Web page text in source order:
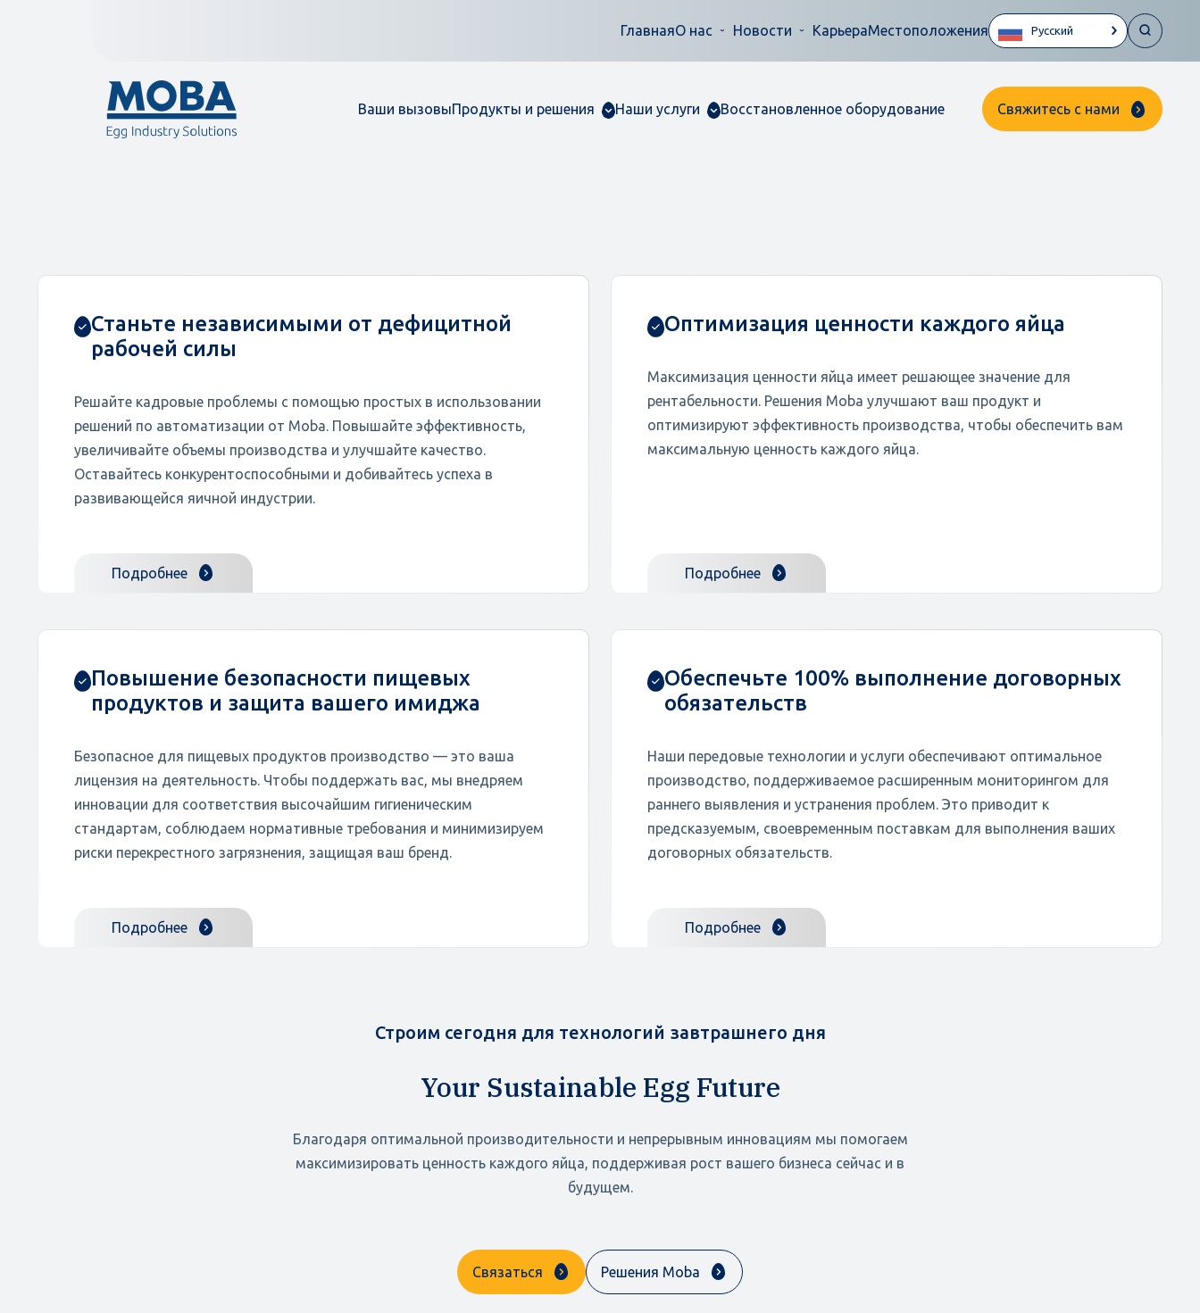
ГлавнаяО нас Новости КарьераМестоположения Русский
Ваши вызовыПродукты и решения Наши услуги Восстановленное оборудование Свяжитесь с нами
Станьте независимыми от дефицитной
рабочей силы
Решайте кадровые проблемы с помощью простых в использовании
решений по автоматизации от Moba. Повышайте эффективность,
увеличивайте объемы производства и улучшайте качество.
Оставайтесь конкурентоспособными и добивайтесь успеха в
развивающейся яичной индустрии.
Подробнее
Оптимизация ценности каждого яйца
Максимизация ценности яйца имеет решающее значение для
рентабельности. Решения Moba улучшают ваш продукт и
оптимизируют эффективность производства, чтобы обеспечить вам
максимальную ценность каждого яйца.
Подробнее
Повышение безопасности пищевых
продуктов и защита вашего имиджа
Безопасное для пищевых продуктов производство — это ваша
лицензия на деятельность. Чтобы поддержать вас, мы внедряем
инновации для соответствия высочайшим гигиеническим
стандартам, соблюдаем нормативные требования и минимизируем
риски перекрестного загрязнения, защищая ваш бренд.
Подробнее
Обеспечьте 100% выполнение договорных
обязательств
Наши передовые технологии и услуги обеспечивают оптимальное
производство, поддерживаемое расширенным мониторингом для
раннего выявления и устранения проблем. Это приводит к
предсказуемым, своевременным поставкам для выполнения ваших
договорных обязательств.
Подробнее
Строим сегодня для технологий завтрашнего дня
Your Sustainable Egg Future
Благодаря оптимальной производительности и непрерывным инновациям мы помогаем
максимизировать ценность каждого яйца, поддерживая рост вашего бизнеса сейчас и в
будущем.
Связаться Решения Moba